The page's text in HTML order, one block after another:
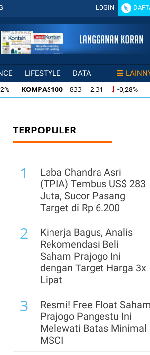
LOGIN
LIFESTYLE DATA
KOMPAS100 833 -2,31 -0,28% LQ45
833 -2,31 -0,28% LQ45
TERPOPULER
1
Laba Chandra Asri
(TPIA) Tembus US$ 283
Juta, Sucor Pasang
Target di Rp 6.200
2
Kinerja Bagus, Analis
Rekomendasi Beli
Saham Prajogo Ini
dengan Target Harga 3x
Lipat
3
Resmi! Free Float Saham
Prajogo Pangestu Ini
Melewati Batas Minimal
MSCI